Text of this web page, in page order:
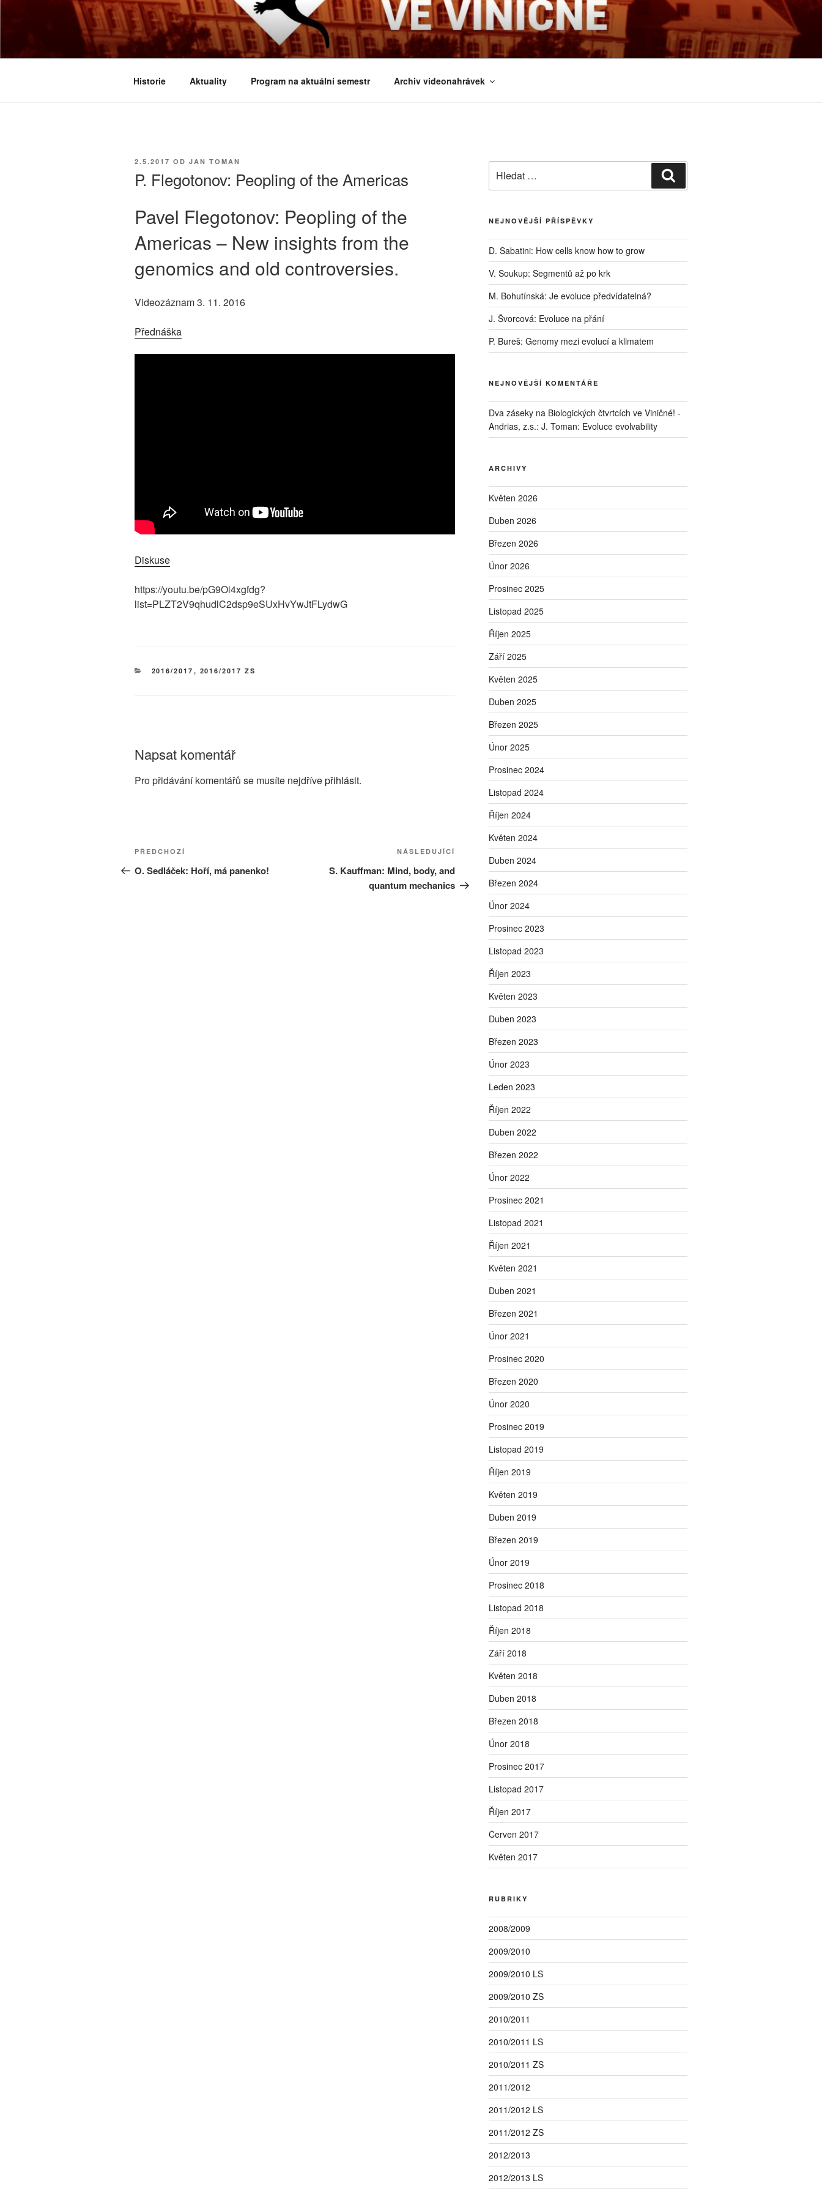
Přejít
webu
BIOLOGICKÉ ČTVRTKY VE VINIČNÉ
Určeno všem zájemcům o evoluci a obecnější biologická témata
Historie Aktuality Program na aktuální semestr Archiv videonahrávek
PUBLIKOVÁNO
2.5.2017 OD JAN TOMAN
P. Flegotonov: Peopling of the Americas
Pavel Flegotonov: Peopling of the
Americas – New insights from the
genomics and old controversies.
Videozáznam 3. 11. 2016
Přednáška
Diskuse
https://youtu.be/pG9Oi4xgfdg?
list=PLZT2V9qhudlC2dsp9eSUxHvYwJtFLydwG
RUBRIKY
2016/2017 , 2016/2017 ZS
Napsat komentář
Pro přidávání komentářů se musíte nejdřívepřihlásit.
Navigace
pro
Předchozí
příspěvek
PŘEDCHOZÍ
O. Sedláček: Hoří, má panenko!
Následující
příspěvek
NÁSLEDUJÍCÍ
S. Kauffman: Mind, body, and
quantum mechanics
NEJNOVĚJŠÍ PŘÍSPĚVKY
D. Sabatini: How cells know how to grow
V. Soukup: Segmentů až po krk
M. Bohutínská: Je evoluce předvídatelná?
J. Švorcová: Evoluce na přání
P. Bureš: Genomy mezi evolucí a klimatem
NEJNOVĚJŠÍ KOMENTÁŘE
Dva záseky na Biologických čtvrtcích ve Viničné! -
Andrias, z.s.: J. Toman: Evoluce evolvability
ARCHIVY
Květen 2026
Duben 2026
Březen 2026
Únor 2026
Prosinec 2025
Listopad 2025
Říjen 2025
Září 2025
Květen 2025
Duben 2025
Březen 2025
Únor 2025
Prosinec 2024
Listopad 2024
Říjen 2024
Květen 2024
Duben 2024
Březen 2024
Únor 2024
Prosinec 2023
Listopad 2023
Říjen 2023
Květen 2023
Duben 2023
Březen 2023
Únor 2023
Leden 2023
Říjen 2022
Duben 2022
Březen 2022
Únor 2022
Prosinec 2021
Listopad 2021
Říjen 2021
Květen 2021
Duben 2021
Březen 2021
Únor 2021
Prosinec 2020
Březen 2020
Únor 2020
Prosinec 2019
Listopad 2019
Říjen 2019
Květen 2019
Duben 2019
Březen 2019
Únor 2019
Prosinec 2018
Listopad 2018
Říjen 2018
Září 2018
Květen 2018
Duben 2018
Březen 2018
Únor 2018
Prosinec 2017
Listopad 2017
Říjen 2017
Červen 2017
Květen 2017
RUBRIKY
2008/2009
2009/2010
2009/2010 LS
2009/2010 ZS
2010/2011
2010/2011 LS
2010/2011 ZS
2011/2012
2011/2012 LS
2011/2012 ZS
2012/2013
2012/2013 LS